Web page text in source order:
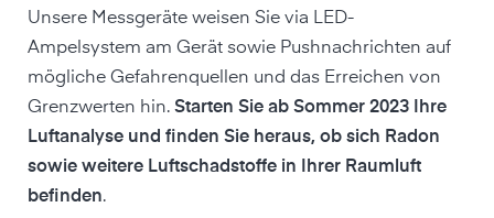
Unsere Messgeräte weisen Sie via LED-
Ampelsystem am Gerät sowie Pushnachrichten auf
mögliche Gefahrenquellen und das Erreichen von
Grenzwerten hin. Starten Sie ab Sommer 2023 Ihre
Luftanalyse und finden Sie heraus, ob sich Radon
sowie weitere Luftschadstoffe in Ihrer Raumluft
befinden.